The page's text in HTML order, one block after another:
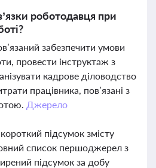
роботодавця при
забезпечити умови
провести інструктаж з
кадрове діловодство
працівника, пов’язані з
Джерело
підсумок змісту
список першоджерел з
підсумок за добу